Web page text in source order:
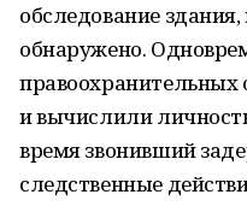
обследование
обнаружено.
правоохранительных
и вычислили
время звонивший
следственные